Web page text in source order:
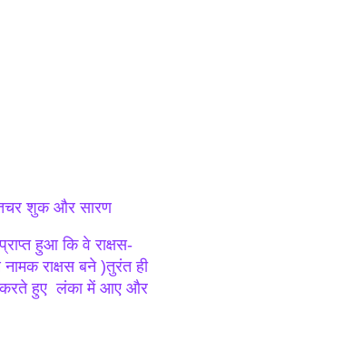
शुक और सारण
हुआ कि वे राक्षस-
राक्षस बने )तुरंत ही
करते हुए लंका में आए और